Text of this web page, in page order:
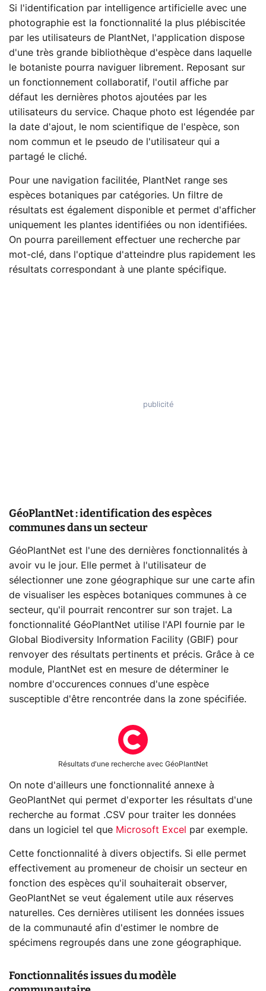
Si l'identification par intelligence artificielle avec une
photographie est la fonctionnalité la plus plébiscitée
par les utilisateurs de PlantNet, l'application dispose
d'une très grande bibliothèque d'espèce dans laquelle
le botaniste pourra naviguer librement. Reposant sur
un fonctionnement collaboratif, l'outil affiche par
défaut les dernières photos ajoutées par les
utilisateurs du service. Chaque photo est légendée par
la date d'ajout, le nom scientifique de l'espèce, son
nom commun et le pseudo de l'utilisateur qui a
partagé le cliché.
Pour une navigation facilitée, PlantNet range ses
espèces botaniques par catégories. Un filtre de
résultats est également disponible et permet d'afficher
uniquement les plantes identifiées ou non identifiées.
On pourra pareillement effectuer une recherche par
mot-clé, dans l'optique d'atteindre plus rapidement les
résultats correspondant à une plante spécifique.
GéoPlantNet : identification des espèces
communes dans un secteur
GéoPlantNet est l'une des dernières fonctionnalités à
avoir vu le jour. Elle permet à l'utilisateur de
sélectionner une zone géographique sur une carte afin
de visualiser les espèces botaniques communes à ce
secteur, qu'il pourrait rencontrer sur son trajet. La
fonctionnalité GéoPlantNet utilise l'API fournie par le
Global Biodiversity Information Facility (GBIF) pour
renvoyer des résultats pertinents et précis. Grâce à ce
module, PlantNet est en mesure de déterminer le
nombre d'occurences connues d'une espèce
susceptible d'être rencontrée dans la zone spécifiée.
Résultats d'une recherche avec GéoPlantNet
On note d'ailleurs une fonctionnalité annexe à
GeoPlantNet qui permet d'exporter les résultats d'une
recherche au format .CSV pour traiter les données
dans un logiciel tel que Microsoft Excel par exemple.
Cette fonctionnalité à divers objectifs. Si elle permet
effectivement au promeneur de choisir un secteur en
fonction des espèces qu'il souhaiterait observer,
GeoPlantNet se veut également utile aux réserves
naturelles. Ces dernières utilisent les données issues
de la communauté afin d'estimer le nombre de
spécimens regroupés dans une zone géographique.
Fonctionnalités issues du modèle